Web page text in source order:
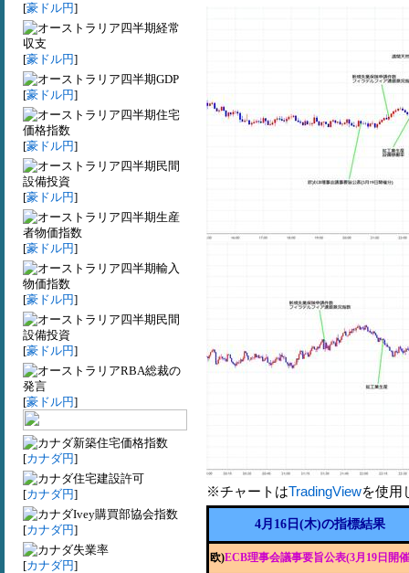
[豪ドル円]
四半期経常
収支
[豪ドル円]
四半期GDP
[豪ドル円]
四半期住宅
価格指数
[豪ドル円]
四半期民間
設備投資
[豪ドル円]
四半期生産
者物価指数
[豪ドル円]
四半期輸入
物価指数
[豪ドル円]
四半期民間
設備投資
[豪ドル円]
RBA総裁の
発言
[豪ドル円]
新築住宅価格指数
[カナダ円]
住宅建設許可
[カナダ円]
Ivey購買部協会指数
[カナダ円]
失業率
[カナダ円]
※チャートはTradingViewを使用
4月16日(木)の指標結果
欧)ECB理事会議事要旨公表(3月19日開